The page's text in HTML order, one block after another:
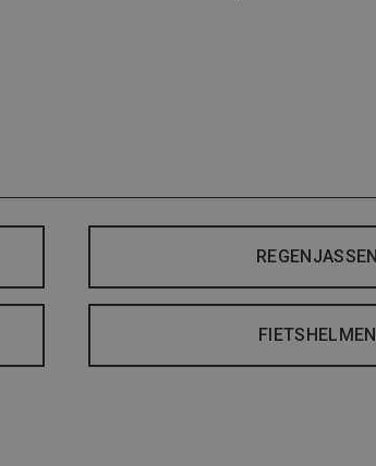
REGENJASSEN
FIETSHELMEN